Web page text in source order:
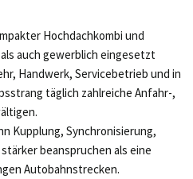
Hochdachkombi und
auch gewerblich eingesetzt
Handwerk, Servicebetrieb und in
täglich zahlreiche Anfahr-,
Kupplung, Synchronisierung,
beanspruchen als eine
Autobahnstrecken.